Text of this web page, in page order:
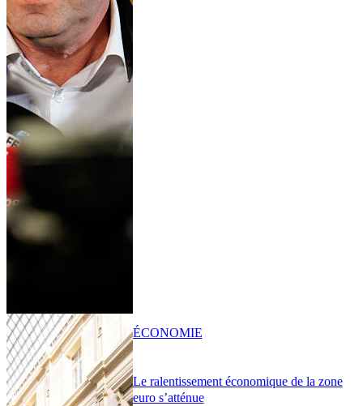
Le ralentissement économique de la zone
euro s’atténue
ÉCONOMIE